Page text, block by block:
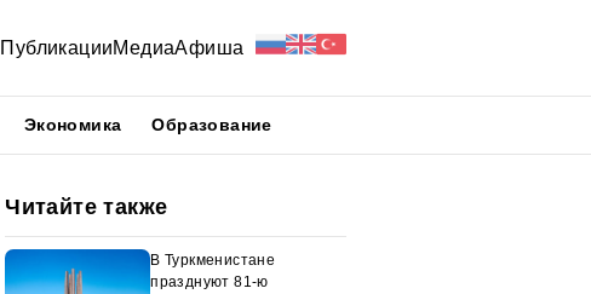
ПубликацииМедиаАфиша
Экономика Образование
Читайте также
В Туркменистане
празднуют 81-ю